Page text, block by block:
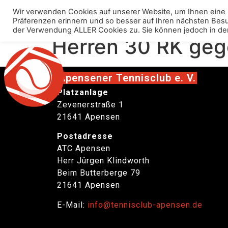
Über uns Anlage
Herren 30 RK
Apensener Tennisclub e. V.
Platzanlage
Zevenerstraße 1
21641 Apensen
Postadresse
ATC Apensen
Herr Jürgen Klindworth
Beim Butterberge 79
21641 Apensen
E-Mail: info@tennisclub-apensen.de
Wir verwenden Cookies auf unserer Website, um Ihnen
Präferenzen erinnern und so besser auf Ihren nächsten
der Verwendung ALLER Cookies zu. Sie können jedoch in